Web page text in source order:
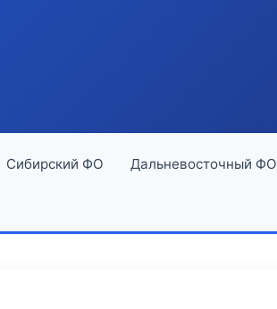
Сибирский ФО Дальневосточный ФО